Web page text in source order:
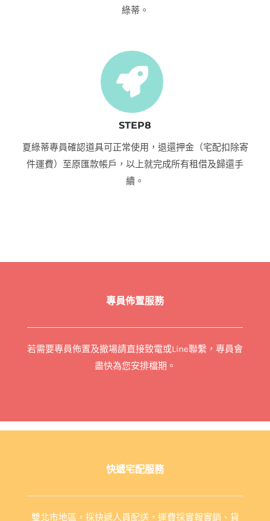
綠蒂。
STEP8
夏綠蒂專員確認道具可正常使用，退還押金（宅配扣除寄
件運費）至原匯款帳戶，以上就完成所有租借及歸還手
續。
專員佈置服務
若需要專員佈置及撤場請直接致電或Line聯繫，專員會
盡快為您安排檔期。
快遞宅配服務
雙北市地區，採快遞人員配送，運費採實報實銷、貨